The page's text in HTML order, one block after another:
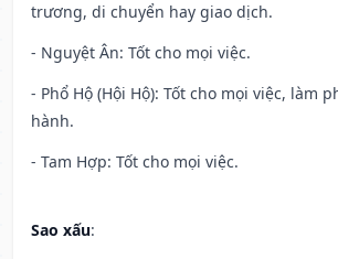
trương, di chuyển hay giao dịch.
- Nguyệt Ân: Tốt cho mọi việc.
- Phổ Hộ (Hội Hộ): Tốt cho mọi việc, làm
hành.
- Tam Hợp: Tốt cho mọi việc.
Sao xấu: